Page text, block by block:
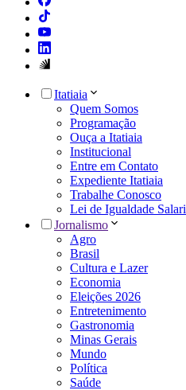
Itatiaia
Quem Somos
Programação
Ouça a Itatiaia
Institucional
Entre em Contato
Expediente Itatiaia
Trabalhe Conosco
Lei de Igualdade
Jornalismo
Agro
Brasil
Cultura e Lazer
Economia
Eleições 2026
Entretenimento
Gastronomia
Minas Gerais
Mundo
Política
Saúde